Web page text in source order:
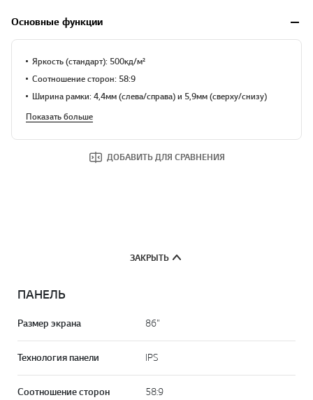
Основные функции
Яркость (стандарт): 500 кд/м²
Соотношение сторон: 58:9
Ширина рамки: 4,4 мм (слева/справа) и 5,9 мм (сверху/снизу)
Показать больше
ДОБАВИТЬ ДЛЯ СРАВНЕНИЯ
ЗАКРЫТЬ
ПАНЕЛЬ
Размер экрана 86"
Технология панели IPS
Соотношение сторон 58:9